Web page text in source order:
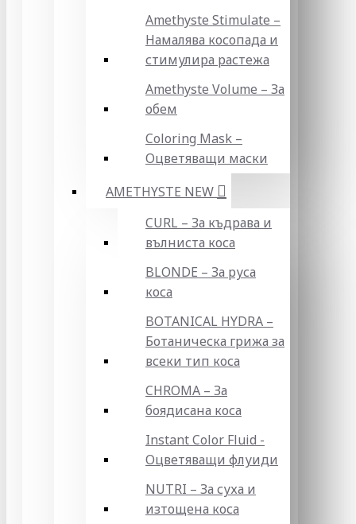
Amethyste Stimulate –
Намалява косопада и
стимулира растежа
Amethyste Volume – За
обем
Coloring Mask –
Оцветяващи маски
AMETHYSTE NEW
CURL – За къдрава и
вълниста коса
BLONDE – За руса
коса
BOTANICAL HYDRA –
Ботаническа грижа за
всеки тип коса
CHROMA – За
боядисана коса
Instant Color Fluid -
Оцветяващи флуиди
NUTRI – За суха и
изтощена коса